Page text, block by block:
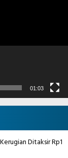
01:03
Ditaksir Rp1